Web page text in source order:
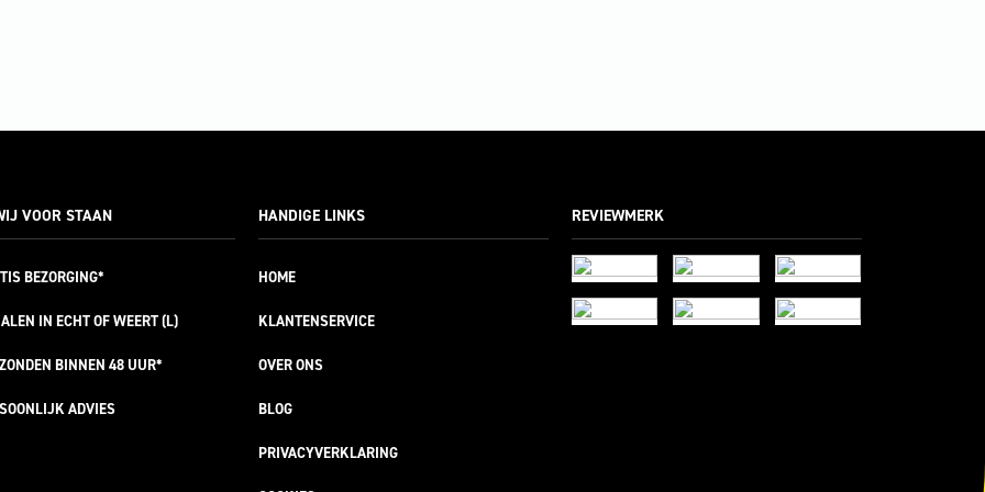
VOOR STAAN
BEZORGING*
IN ECHT OF WEERT (L)
BINNEN 48 UUR*
ADVIES
HANDIGE LINKS
HOME
KLANTENSERVICE
OVER ONS
BLOG
PRIVACYVERKLARING
REVIEWMERK